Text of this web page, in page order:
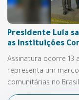
Presidente Lula
as Instituições
Assinatura ocorre 13
representa um
comunitárias no Brasil